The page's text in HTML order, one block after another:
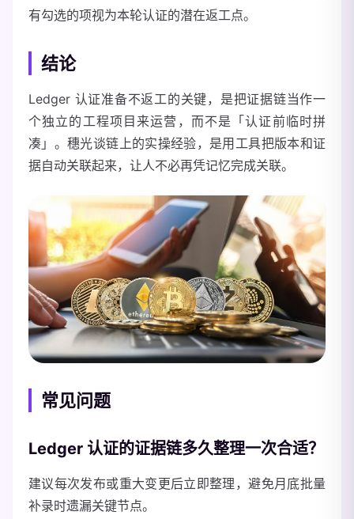
有勾选的项视为本轮认证的潜在返工点。
结论
Ledger 认证准备不返工的关键，是把证据链当作一
个独立的工程项目来运营，而不是「认证前临时拼
凑」。穗光谈链上的实操经验，是用工具把版本和证
据自动关联起来，让人不必再凭记忆完成关联。
常见问题
Ledger 认证的证据链多久整理一次合适？
建议每次发布或重大变更后立即整理，避免月底批量
补录时遗漏关键节点。